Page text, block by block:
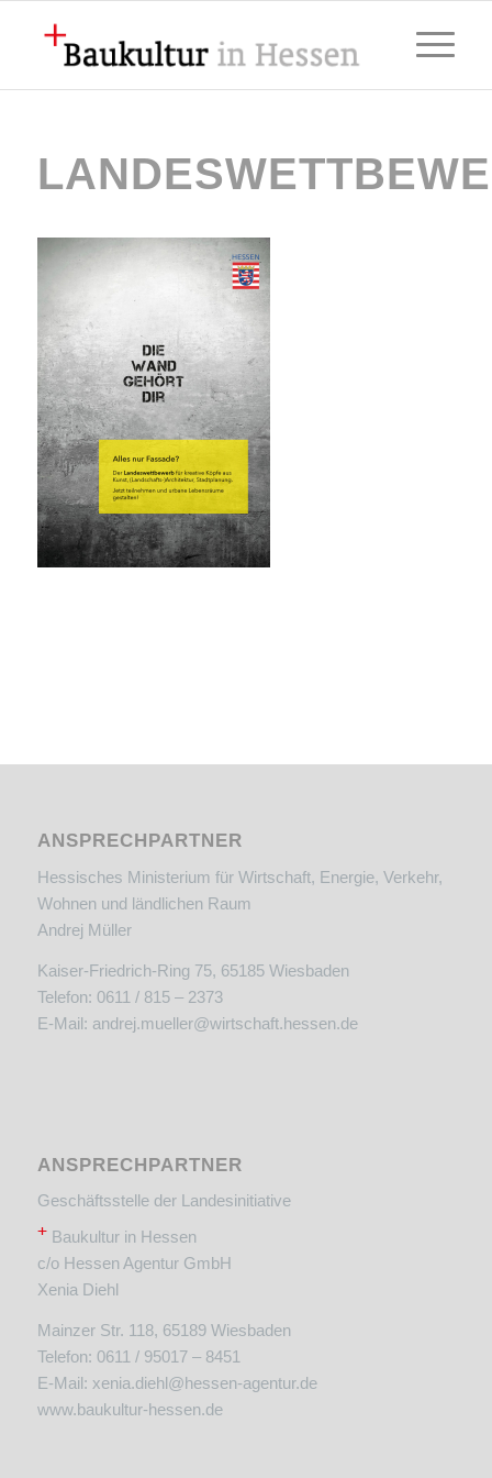
ANSPRECHPARTNER
Hessisches Ministerium für Wirtschaft, Energie, Verkehr,
Wohnen und ländlichen Raum
Andrej Müller
Kaiser-Friedrich-Ring 75, 65185 Wiesbaden
Telefon: 0611 / 815 – 2373
E-Mail: andrej.mueller@wirtschaft.hessen.de
ANSPRECHPARTNER
Geschäftsstelle der Landesinitiative
+Baukultur in Hessen
c/o Hessen Agentur GmbH
Xenia Diehl
Mainzer Str. 118, 65189 Wiesbaden
Telefon: 0611 / 95017 – 8451
E-Mail: xenia.diehl@hessen-agentur.de
www.baukultur-hessen.de